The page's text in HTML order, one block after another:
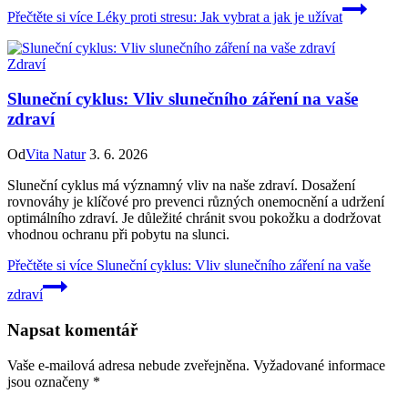
Přečtěte si více Léky proti stresu: Jak vybrat a jak je užívat
Zdraví
Sluneční cyklus: Vliv slunečního záření na vaše
zdraví
OdVita Natur 3. 6. 2026
Sluneční cyklus má významný vliv na naše zdraví. Dosažení
rovnováhy je klíčové pro prevenci různých onemocnění a udržení
optimálního zdraví. Je důležité chránit svou pokožku a dodržovat
vhodnou ochranu při pobytu na slunci.
Přečtěte si více Sluneční cyklus: Vliv slunečního záření na vaše
zdraví
Napsat komentář
Vaše e-mailová adresa nebude zveřejněna. Vyžadované informace
jsou označeny *